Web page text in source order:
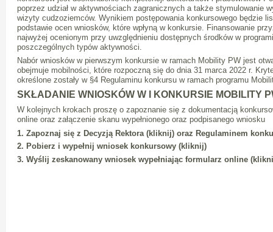
poprzez udział w aktywnościach zagranicznych a także stymulowanie
wizyty cudzoziemców. Wynikiem postępowania konkursowego będzie
podstawie ocen wniosków, które wpłyną w konkursie. Finansowanie
najwyżej ocenionym przy uwzględnieniu dostępnych środków w
poszczególnych typów aktywności.
Nabór wniosków w pierwszym konkursie w ramach Mobility PW jest
obejmuje mobilności, które rozpoczną się do dnia 31 marca 2022 r.
określone zostały w §4 Regulaminu konkursu w ramach programu
SKŁADANIE WNIOSKÓW W I KONKURSIE MOBILITY
W kolejnych krokach proszę o zapoznanie się z dokumentacją
online oraz załączenie skanu wypełnionego oraz podpisanego wniosku
1. Zapoznaj się z Decyzją Rektora (kliknij) oraz Regulaminem
2. Pobierz i wypełnij wniosek konkursowy (kliknij)
3. Wyślij zeskanowany wniosek wypełniając formularz online